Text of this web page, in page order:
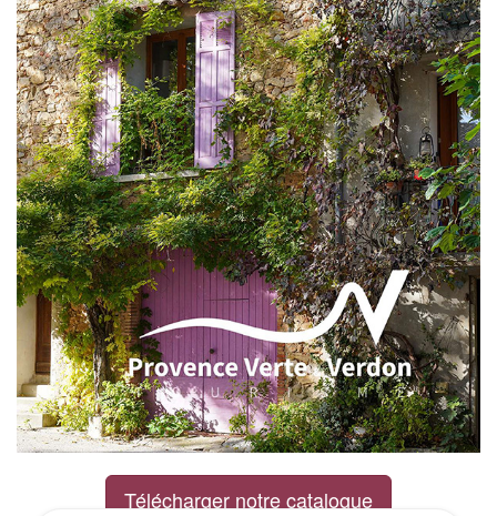
Télécharger notre catalogue